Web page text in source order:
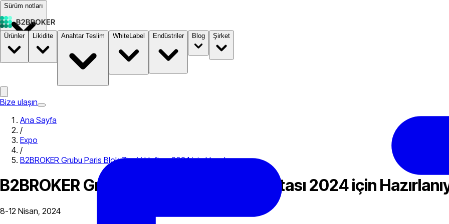
Sürüm notları
Dokümantasyon Fiyatlandırma B2STORE
Ürünler Likidite Anahtar Teslim WhiteLabel Endüstriler Blog Şirket
Bize ulaşın
Ana Sayfa
/
Expo
/
B2BROKER Grubu Paris Blok Zinciri Haftası 2024 için Hazırlanıyor
B2BROKER Grubu Paris Blok Zinciri Haftası 2024 için
8-12 Nisan, 2024